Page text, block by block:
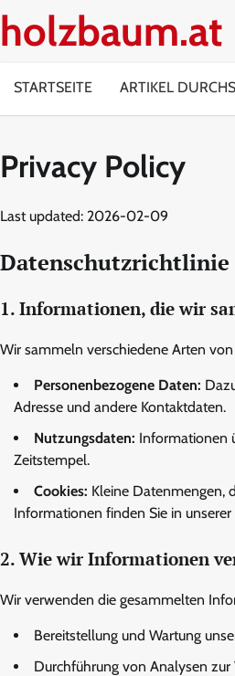
to
holzbaum.at
STARTSEITE ARTIKEL
Privacy Policy
Last updated: 2026-02-09
Datenschutzrichtlinie
1. Informationen, die wir
Wir sammeln verschiedene Arten
Personenbezogene Daten:
Adresse und andere Kontaktdaten.
Nutzungsdaten: Informationen
Zeitstempel.
Cookies: Kleine Datenmengen,
Informationen finden Sie in unserer
2. Wie wir Informationen
Wir verwenden die gesammelten
Bereitstellung und Wartung
Durchführung von Analysen zur